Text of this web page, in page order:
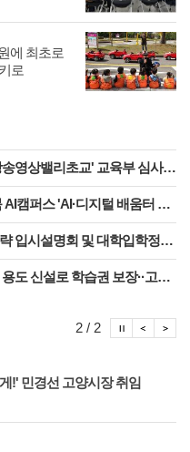
에 최초로
로
초교' 교육부 심사 통과··2030년 개교
디지털 배움터 체험존' 12월까지 운영
회 및 대학입학정보박람회' 8일 개최
학습권 보장··고양자유학교 문제 해소
!' 민경선 고양시장 취임
2 / 2 포
포토이